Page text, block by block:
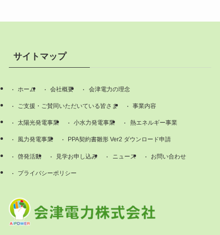
サイトマップ
ホーム 会社概要 会津電力の理念
ご支援・ご賛同いただいている皆さま 事業内容
太陽光発電事業 小水力発電事業 熱エネルギー事業
風力発電事業 PPA契約書雛形 Ver2 ダウンロード申請
啓発活動 見学お申し込み ニュース お問い合わせ
プライバシーポリシー